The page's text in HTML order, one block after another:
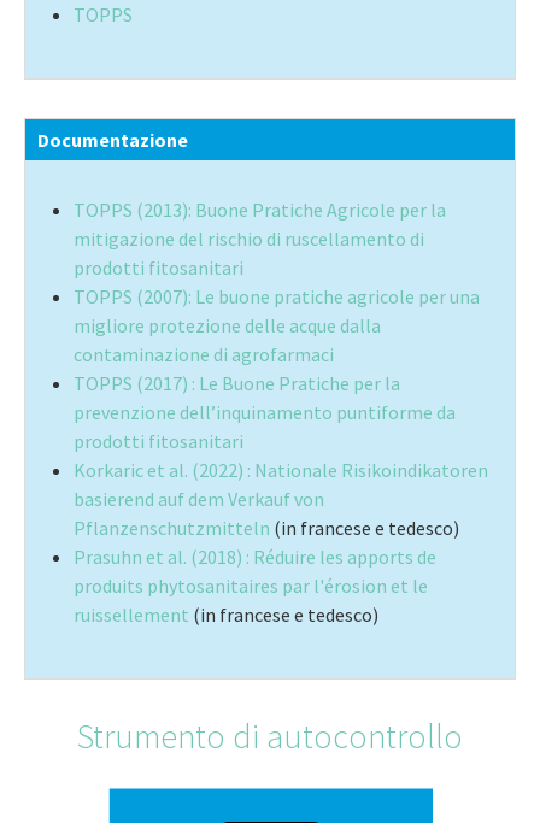
TOPPS
Documentazione
TOPPS (2013): Buone Pratiche Agricole per la
mitigazione del rischio di ruscellamento di
prodotti fitosanitari
TOPPS (2007): Le buone pratiche agricole per una
migliore protezione delle acque dalla
contaminazione di agrofarmaci
TOPPS (2017) : Le Buone Pratiche per la
prevenzione dell’inquinamento puntiforme da
prodotti fitosanitari
Korkaric et al. (2022) : Nationale Risikoindikatoren
basierend auf dem Verkauf von
Pflanzenschutzmitteln (in francese e tedesco)
Prasuhn et al. (2018) : Réduire les apports de
produits phytosanitaires par l'érosion et le
ruissellement (in francese e tedesco)
Strumento di autocontrollo